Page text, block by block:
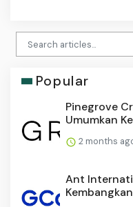
Popular
Pinegrove
Umumkan
2 months
Ant